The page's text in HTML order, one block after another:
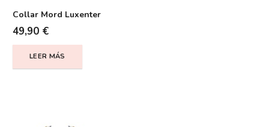
Collar Mord Luxenter
49,90 €
LEER MÁS